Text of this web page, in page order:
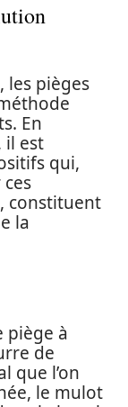
les pièges
En
il est
qui,
constituent
la
piège à
de
que l’on
le mulot